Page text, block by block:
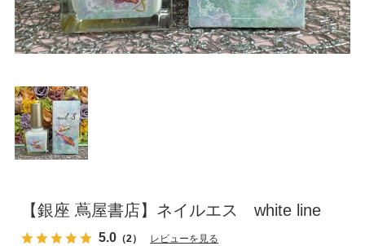
【銀座 蔦屋書店】ネイルエス white line
5.0 （2） レビューを見る